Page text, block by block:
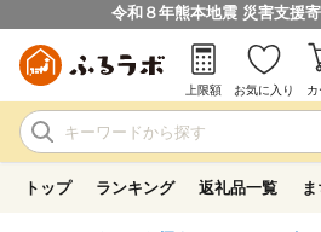
令和８年熊本地震 災害支援
上限額 お気に入り カ
トップ ランキング 返礼品一覧